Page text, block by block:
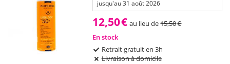
jusqu'au 31 août 2026
12,50€ au lieu de15,50€
En stock
Retrait gratuit en 3h
Livraison à domicile